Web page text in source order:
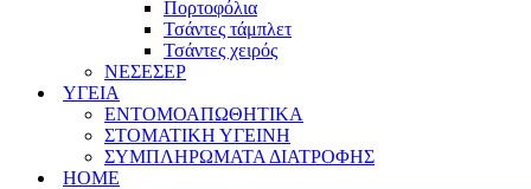
Πορτοφόλια
Τσάντες τάμπλετ
Τσάντες χειρός
ΝΕΣΕΣΕΡ
ΥΓΕΙΑ
ΕΝΤΟΜΟΑΠΩΘΗΤΙΚΑ
ΣΤΟΜΑΤΙΚΗ ΥΓΕΙΝΗ
ΣΥΜΠΛΗΡΩΜΑΤΑ ΔΙΑΤΡΟΦΗΣ
HOME